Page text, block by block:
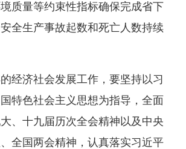
质量等约束性指标确保完成省下
全生产事故起数和死亡人数持续
济社会发展工作，要坚持以习
特色社会主义思想为指导，全面
、十九届历次全会精神以及中央
全国两会精神，认真落实习近平